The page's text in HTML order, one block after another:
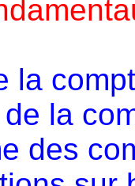
la
la
des